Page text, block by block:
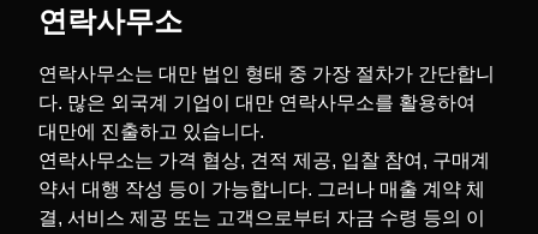
연락사무소
연락사무소는 대만 법인 형태 중 가장 절차가 간단합니
다. 많은 외국계 기업이 대만 연락사무소를 활용하여
대만에 진출하고 있습니다.
연락사무소는 가격 협상, 견적 제공, 입찰 참여, 구매계
약서 대행 작성 등이 가능합니다. 그러나 매출 계약 체
결, 서비스 제공 또는 고객으로부터 자금 수령 등의 이